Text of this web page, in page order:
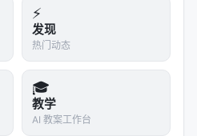
色
：EvoMAS 自动为不同
Claude 做架构设计，Qwen
单一模型更高效。
⚡
发现
热门动态
🎓
教学
AI 教案工作台